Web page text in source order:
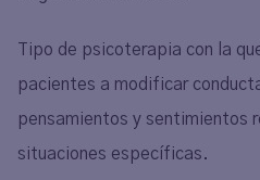
Tipo de psicoterapia con la
pacientes a modificar
pensamientos y sentimientos
situaciones específicas.